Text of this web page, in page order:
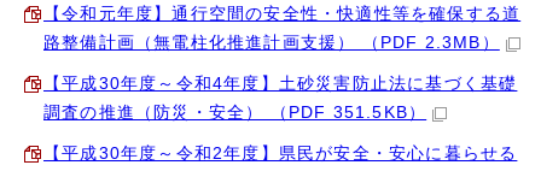
【令和元年度】通行空間の安全性・快適性等を確保する道
路整備計画（無電柱化推進計画支援） （PDF 2.3MB）
【平成30年度～令和4年度】土砂災害防止法に基づく基礎
調査の推進（防災・安全） （PDF 351.5KB）
【平成30年度～令和2年度】県民が安全・安心に暮らせる